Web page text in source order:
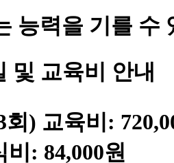
능력을 기를 수
및 교육비 안내
회) 교육비:
비: 84,000원